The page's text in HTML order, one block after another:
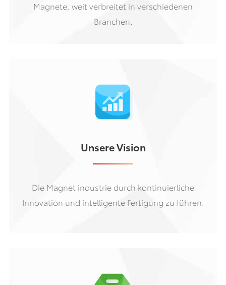
Magnete, weit verbreitet in verschiedenen
Branchen.
Unsere Vision
Die Magnet industrie durch kontinuierliche
Innovation und intelligente Fertigung zu führen.